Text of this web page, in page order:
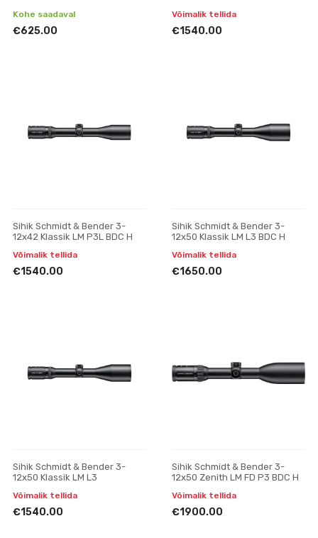
Kohe saadaval
€625.00
Võimalik tellida
€1540.00
Sihik Schmidt & Bender 3-
12x42 Klassik LM P3L BDC H
Võimalik tellida
€1540.00
Sihik Schmidt & Bender 3-
12x50 Klassik LM L3 BDC H
Võimalik tellida
€1650.00
Sihik Schmidt & Bender 3-
12x50 Klassik LM L3
Võimalik tellida
€1540.00
Sihik Schmidt & Bender 3-
12x50 Zenith LM FD P3 BDC H
Võimalik tellida
€1900.00